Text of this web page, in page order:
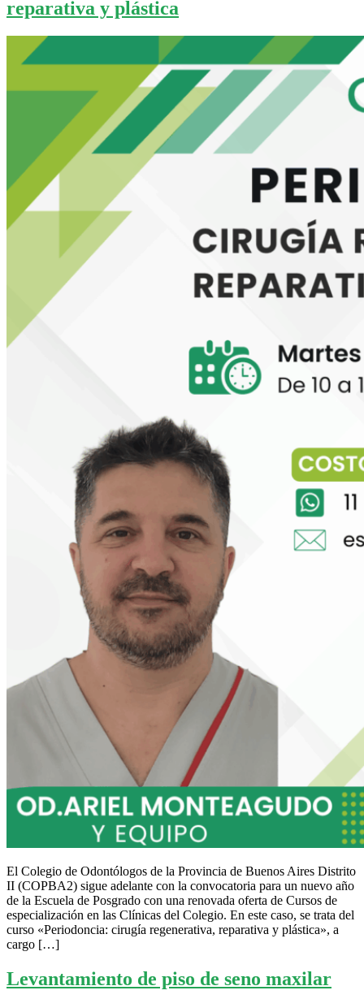
reparativa y plástica
El Colegio de Odontólogos de la Provincia de Buenos Aires Distrito
II (COPBA2) sigue adelante con la convocatoria para un nuevo año
de la Escuela de Posgrado con una renovada oferta de Cursos de
especialización en las Clínicas del Colegio. En este caso, se trata del
curso «Periodoncia: cirugía regenerativa, reparativa y plástica», a
cargo […]
Levantamiento de piso de seno maxilar